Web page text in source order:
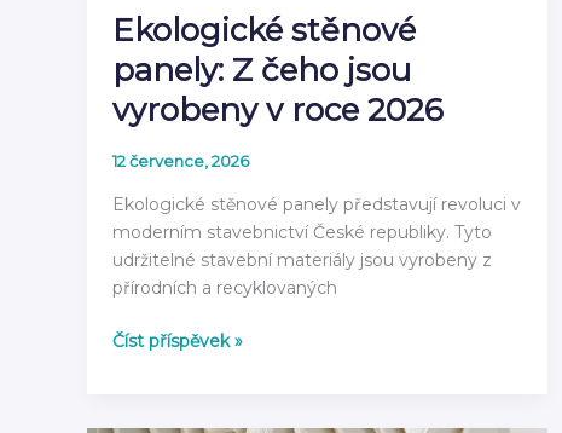
Ekologické stěnové
panely: Z čeho jsou
vyrobeny v roce 2026
12 července, 2026
Ekologické stěnové panely představují revoluci v
moderním stavebnictví České republiky. Tyto
udržitelné stavební materiály jsou vyrobeny z
přírodních a recyklovaných
Ekologické
Číst příspěvek »